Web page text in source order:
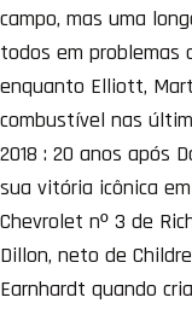
campo, mas uma
todos em problemas
enquanto Elliott,
combustível nas
2018 : 20 anos após
sua vitória icônica
Chevrolet nº 3 de
Dillon, neto de
Earnhardt quando